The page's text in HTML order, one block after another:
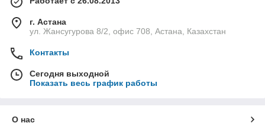
г. Астана
ул. Жансугурова 8/2, офис 708, Астана, Казахстан
Контакты
Сегодня выходной
Показать весь график работы
О нас